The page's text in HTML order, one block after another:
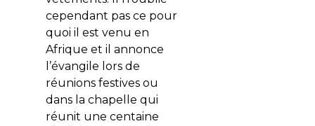
cependant pas ce pour
quoi il est venu en
Afrique et il annonce
l’évangile lors de
réunions festives ou
dans la chapelle qui
réunit une centaine